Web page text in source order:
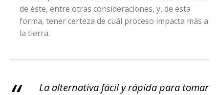
de éste, entre otras consideraciones, y, de esta
forma, tener certeza de cuál proceso impacta más a
la tierra.
La alternativa fácil y rápida para tomar